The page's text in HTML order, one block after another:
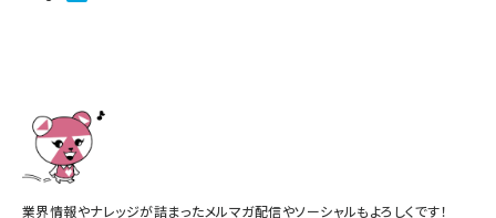
業界情報やナレッジが詰まったメルマガ配信やソーシャルもよろしくです！